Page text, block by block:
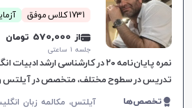
1731 کلاس موفق
از 570,000 تومان
جلسه ۱ ساعتی
تدریس در سطوح مختلف، متخصص در آیلتس و
آموزش‌های هدفمند مکالمه.
تخصص‌ها